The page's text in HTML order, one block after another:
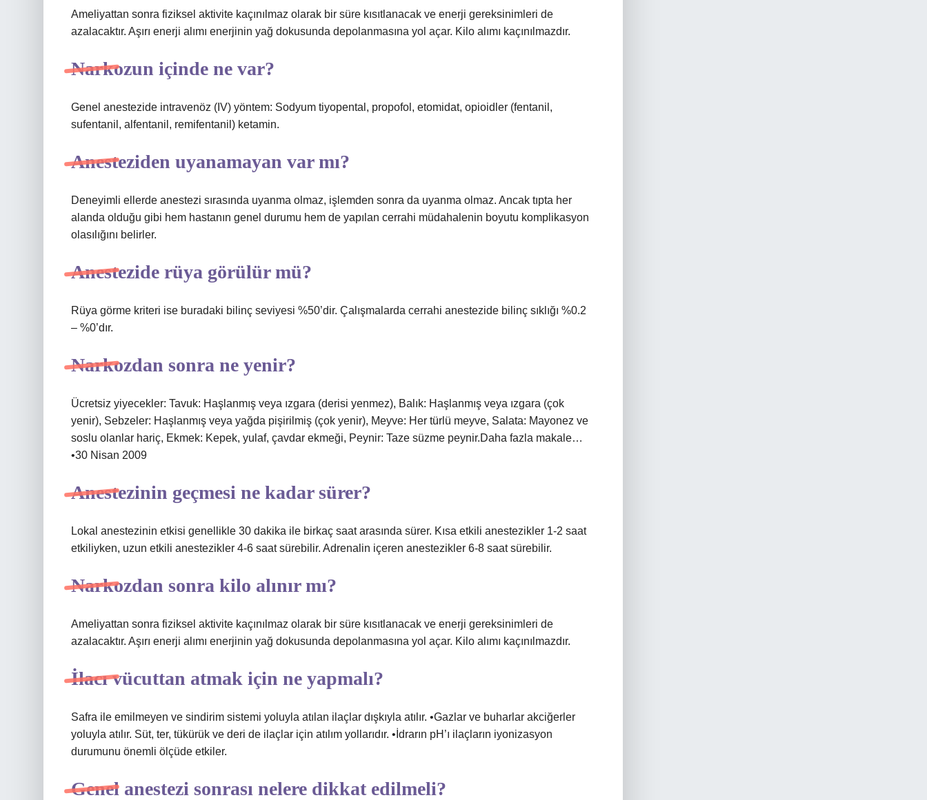
Ameliyattan sonra fiziksel aktivite kaçınılmaz olarak bir süre kısıtlanacak ve enerji gereksinimleri de
azalacaktır. Aşırı enerji alımı enerjinin yağ dokusunda depolanmasına yol açar. Kilo alımı kaçınılmazdır.
Narkozun içinde ne var?
Genel anestezide intravenöz (IV) yöntem: Sodyum tiyopental, propofol, etomidat, opioidler (fentanil,
sufentanil, alfentanil, remifentanil) ketamin.
Anesteziden uyanamayan var mı?
Deneyimli ellerde anestezi sırasında uyanma olmaz, işlemden sonra da uyanma olmaz. Ancak tıpta her
alanda olduğu gibi hem hastanın genel durumu hem de yapılan cerrahi müdahalenin boyutu komplikasyon
olasılığını belirler.
Anestezide rüya görülür mü?
Rüya görme kriteri ise buradaki bilinç seviyesi %50’dir. Çalışmalarda cerrahi anestezide bilinç sıklığı %0.2
– %0’dır.
Narkozdan sonra ne yenir?
Ücretsiz yiyecekler: Tavuk: Haşlanmış veya ızgara (derisi yenmez), Balık: Haşlanmış veya ızgara (çok
yenir), Sebzeler: Haşlanmış veya yağda pişirilmiş (çok yenir), Meyve: Her türlü meyve, Salata: Mayonez ve
soslu olanlar hariç, Ekmek: Kepek, yulaf, çavdar ekmeği, Peynir: Taze süzme peynir.Daha fazla makale…
•30 Nisan 2009
Anestezinin geçmesi ne kadar sürer?
Lokal anestezinin etkisi genellikle 30 dakika ile birkaç saat arasında sürer. Kısa etkili anestezikler 1-2 saat
etkiliyken, uzun etkili anestezikler 4-6 saat sürebilir. Adrenalin içeren anestezikler 6-8 saat sürebilir.
Narkozdan sonra kilo alınır mı?
Ameliyattan sonra fiziksel aktivite kaçınılmaz olarak bir süre kısıtlanacak ve enerji gereksinimleri de
azalacaktır. Aşırı enerji alımı enerjinin yağ dokusunda depolanmasına yol açar. Kilo alımı kaçınılmazdır.
İlacı vücuttan atmak için ne yapmalı?
Safra ile emilmeyen ve sindirim sistemi yoluyla atılan ilaçlar dışkıyla atılır. •Gazlar ve buharlar akciğerler
yoluyla atılır. Süt, ter, tükürük ve deri de ilaçlar için atılım yollarıdır. •İdrarın pH’ı ilaçların iyonizasyon
durumunu önemli ölçüde etkiler.
Genel anestezi sonrası nelere dikkat edilmeli?